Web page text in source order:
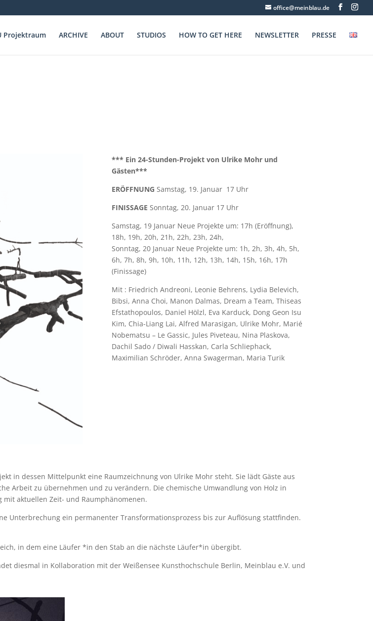
office@meinblau.de
Projektraum ARCHIVE ABOUT STUDIOS HOW TO GET HERE NEWSLETTER PRESSE
*** Ein 24-Stunden-Projekt von Ulrike Mohr und
Gästen***
ERÖFFNUNG Samstag, 19. Januar 17 Uhr
FINISSAGE Sonntag, 20. Januar 17 Uhr
Samstag, 19 Januar Neue Projekte um: 17h (Eröffnung),
18h, 19h, 20h, 21h, 22h, 23h, 24h,
Sonntag, 20 Januar Neue Projekte um: 1h, 2h, 3h, 4h, 5h,
6h, 7h, 8h, 9h, 10h, 11h, 12h, 13h, 14h, 15h, 16h, 17h
(Finissage)
Mit : Friedrich Andreoni, Leonie Behrens, Lydia Belevich,
Bibsi, Anna Choi, Manon Dalmas, Dream a Team, Thiseas
Efstathopoulos, Daniel Hölzl, Eva Karduck, Dong Geon Isu
Kim, Chia-Liang Lai, Alfred Marasigan, Ulrike Mohr, Marié
Nobematsu – Le Gassic, Jules Piveteau, Nina Plaskova,
Dachil Sado / Diwali Hasskan, Carla Schliephack,
Maximilian Schröder, Anna Swagerman, Maria Turik
in dessen Mittelpunkt eine Raumzeichnung von Ulrike Mohr steht. Sie lädt Gäste aus
Arbeit zu übernehmen und zu verändern. Die chemische Umwandlung von Holz in
aktuellen Zeit- und Raumphänomenen.
Unterbrechung ein permanenter Transformationsprozess bis zur Auflösung stattfinden.
in dem eine Läufer *in den Stab an die nächste Läufer*in übergibt.
diesmal in Kollaboration mit der Weißensee Kunsthochschule Berlin, Meinblau e.V. und